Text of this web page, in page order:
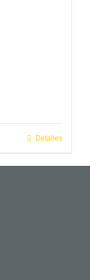
Detalles